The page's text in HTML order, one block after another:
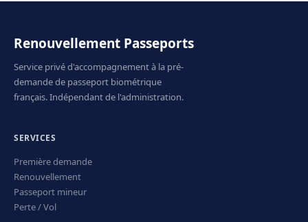
Renouvellement Passeports
Service privé d'accompagnement à la pré-
demande de passeport biométrique
français. Indépendant de l'administration.
SERVICES
Première demande
Renouvellement
Passeport mineur
Perte / Vol